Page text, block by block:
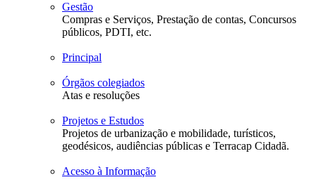
Gestão
Compras e Serviços, Prestação de contas, Concursos
públicos, PDTI, etc.
Principal
Órgãos colegiados
Atas e resoluções
Projetos e Estudos
Projetos de urbanização e mobilidade, turísticos,
geodésicos, audiências públicas e Terracap Cidadã.
Acesso à Informação